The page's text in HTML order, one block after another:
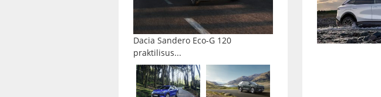
Dacia Sandero Eco-G 120
praktilisus...